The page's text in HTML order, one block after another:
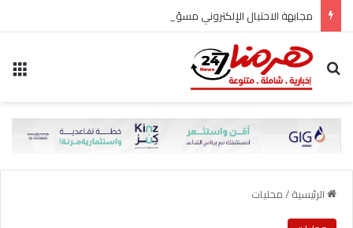
مجابهة الاحتيال الإلكتروني مسؤولية مشتركة
بحث عن
الرئيسية/محليات